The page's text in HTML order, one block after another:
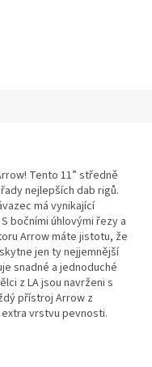
Tento 11” středně
nejlepších dab rigů.
má vynikající
bočními úhlovými řezy a
Arrow máte jistotu, že
jen ty nejjemnější
snadné a jednoduché
z LA jsou navrženi s
přístroj Arrow z
vrstvu pevnosti.